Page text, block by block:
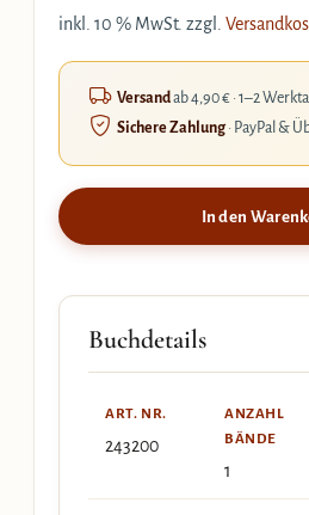
inkl. 10 % MwSt. zzgl.
Versandab 4,90 € · 1–2
Sichere Zahlung· PayPal &
In den
Buchdetails
ART. NR.
243200
ANZAHL
BÄNDE
1